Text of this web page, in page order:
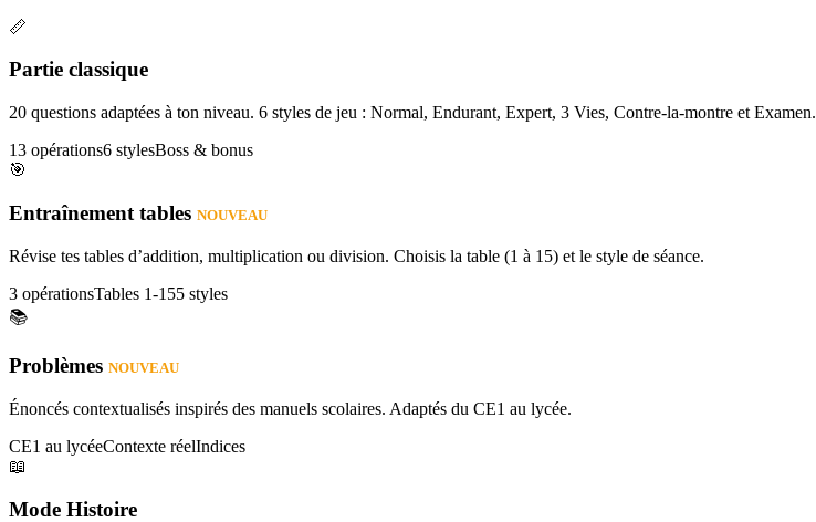
📏
Partie classique
20 questions adaptées à ton niveau. 6 styles de jeu : Normal, Endurant, Expert, 3 Vies, Contre-la-montre et Examen.
13 opérations6 stylesBoss & bonus
🎯
Entraînement tables NOUVEAU
Révise tes tables d’addition, multiplication ou division. Choisis la table (1 à 15) et le style de séance.
3 opérationsTables 1-155 styles
📚
Problèmes NOUVEAU
Énoncés contextualisés inspirés des manuels scolaires. Adaptés du CE1 au lycée.
CE1 au lycéeContexte réelIndices
📖
Mode Histoire